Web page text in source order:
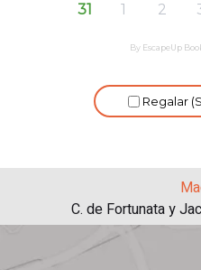
C. de Fortunata y